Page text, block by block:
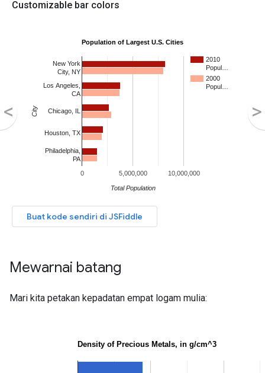
Mewarnai batang
Mari kita petakan kepadatan empat logam mulia: